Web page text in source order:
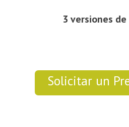
3 versiones
Solicitar un